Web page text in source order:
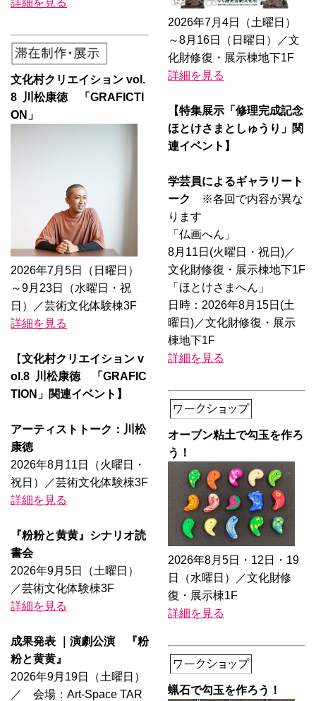
文化村クリエイション vol.
8 川松康徳 「GRAFICTI
ON」
2026年7月5日（日曜日）
～9月23日（水曜日・祝
日）／芸術文化体験棟3F
詳細を見る
【文化村クリエイション v
ol.8 川松康徳 「GRAFIC
TION」関連イベント】
アーティストトーク：川松
康徳
2026年8月11日（火曜日・
祝日）／芸術文化体験棟3F
詳細を見る
『粉粉と黄黄』シナリオ読
書会
2026年9月5日（土曜日）
／芸術文化体験棟3F
詳細を見る
成果発表 ｜演劇公演 『粉
粉と黄黄』
2026年9月19日（土曜日）
／ 会場：Art-Space TAR
2026年7月4日（土曜日）
～8月16日（日曜日）／文
化財修復・展示棟地下1F
詳細を見る
【特集展示「修理完成記念
ほとけさまとしゅうり」関
連イベント】
学芸員によるギャラリート
ーク
※各回で内容が異な
ります
「仏画へん」
8月11日(火曜日・祝日)／
文化財修復・展示棟地下1F
「ほとけさまへん」
日時：2026年8月15日(土
曜日)／文化財修復・展示
棟地下1F
詳細を見る
オーブン粘土で勾玉を作ろ
う！
2026年8月5日・12日・19
日（水曜日）／文化財修
復・展示棟1F
詳細を見る
蝋石で勾玉を作ろう！